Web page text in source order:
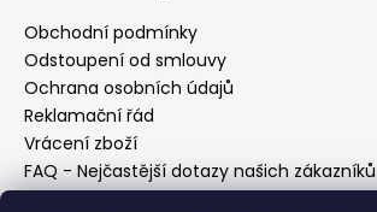
Obchodní podmínky
Odstoupení od smlouvy
Ochrana osobních údajů
Reklamační řád
Vrácení zboží
FAQ - Nejčastější dotazy našich zákazníků
Mapa braiderek